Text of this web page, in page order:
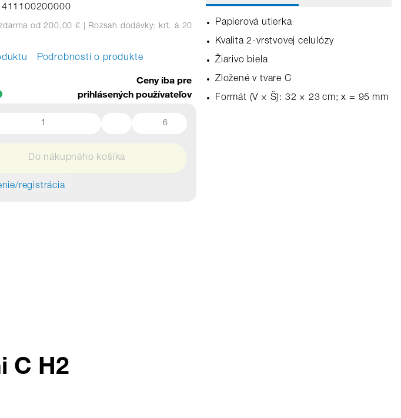
od 200,00 € | Rozsah dodávky: krt. à 20
Podrobnosti o produkte
Ceny iba pre
prihlásených používateľov
6
Do nákupného košíka
registrácia
Papierová utierka
Kvalita 2-vrstvovej celulózy
Žiarivo biela
Zložené v tvare C
Formát (V × Š): 32 × 23 cm; x = 95 mm
C H2